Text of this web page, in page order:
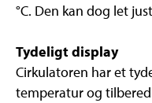
°C. Den kan dog let
Tydeligt display
Cirkulatoren har et
temperatur og